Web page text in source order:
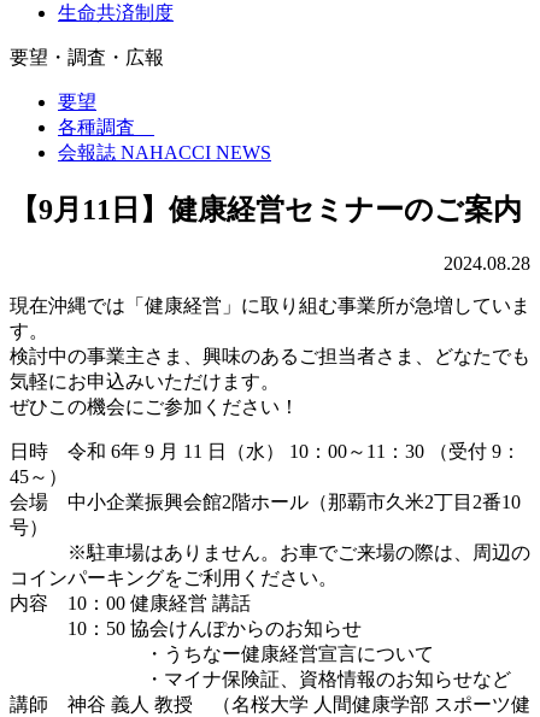
生命共済制度
要望・調査・広報
要望
各種調査
会報誌 NAHACCI NEWS
【9月11日】健康経営セミナーのご案内
2024.08.28
現在沖縄では「健康経営」に取り組む事業所が急増していま
す。
検討中の事業主さま、興味のあるご担当者さま、どなたでも
気軽にお申込みいただけます。
ぜひこの機会にご参加ください！
日時 令和 6年 9 月 11 日（水） 10：00～11：30 （受付 9：
45～）
会場 中小企業振興会館2階ホール（那覇市久米2丁目2番10
号）
※駐車場はありません。お車でご来場の際は、周辺の
コインパーキングをご利用ください。
内容 10：00 健康経営 講話
10：50 協会けんぽからのお知らせ
・うちなー健康経営宣言について
・マイナ保険証、資格情報のお知らせなど
講師 神谷 義人 教授 （名桜大学 人間健康学部 スポーツ健